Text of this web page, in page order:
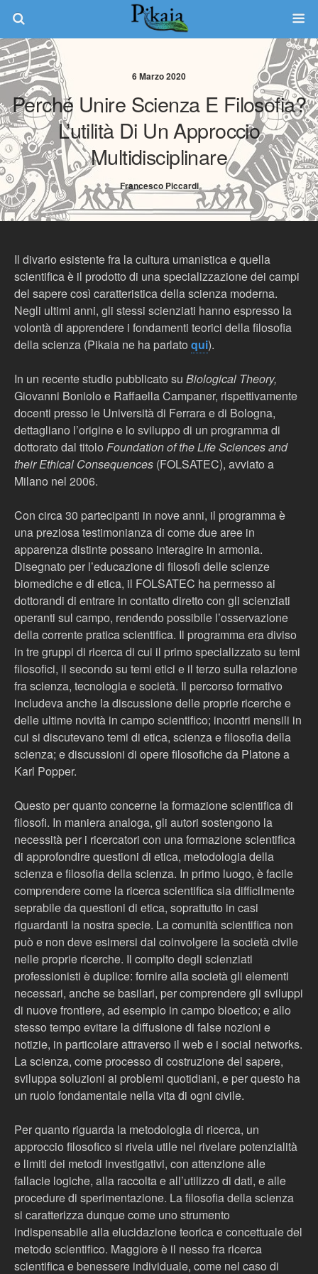
6 Marzo 2020
Perché Unire Scienza E Filosofia?
L’utilità Di Un Approccio
Multidisciplinare
Francesco Piccardi
Il divario esistente fra la cultura umanistica e quella
scientifica è il prodotto di una specializzazione dei campi
del sapere così caratteristica della scienza moderna.
Negli ultimi anni, gli stessi scienziati hanno espresso la
volontà di apprendere i fondamenti teorici della filosofia
della scienza (Pikaia ne ha parlato qui).
In un recente studio pubblicato su Biological Theory,
Giovanni Boniolo e Raffaella Campaner, rispettivamente
docenti presso le Università di Ferrara e di Bologna,
dettagliano l’origine e lo sviluppo di un programma di
dottorato dal titolo Foundation of the Life Sciences and
their Ethical Consequences (FOLSATEC), avviato a
Milano nel 2006.
Con circa 30 partecipanti in nove anni, il programma è
una preziosa testimonianza di come due aree in
apparenza distinte possano interagire in armonia.
Disegnato per l’educazione di filosofi delle scienze
biomediche e di etica, il FOLSATEC ha permesso ai
dottorandi di entrare in contatto diretto con gli scienziati
operanti sul campo, rendendo possibile l’osservazione
della corrente pratica scientifica. Il programma era diviso
in tre gruppi di ricerca di cui il primo specializzato su temi
filosofici, il secondo su temi etici e il terzo sulla relazione
fra scienza, tecnologia e società. Il percorso formativo
includeva anche la discussione delle proprie ricerche e
delle ultime novità in campo scientifico; incontri mensili in
cui si discutevano temi di etica, scienza e filosofia della
scienza; e discussioni di opere filosofiche da Platone a
Karl Popper.
Questo per quanto concerne la formazione scientifica di
filosofi. In maniera analoga, gli autori sostengono la
necessità per i ricercatori con una formazione scientifica
di approfondire questioni di etica, metodologia della
scienza e filosofia della scienza. In primo luogo, è facile
comprendere come la ricerca scientifica sia difficilmente
seprabile da questioni di etica, soprattutto in casi
riguardanti la nostra specie. La comunità scientifica non
può e non deve esimersi dal coinvolgere la società civile
nelle proprie ricerche. Il compito degli scienziati
professionisti è duplice: fornire alla società gli elementi
necessari, anche se basilari, per comprendere gli sviluppi
di nuove frontiere, ad esempio in campo bioetico; e allo
stesso tempo evitare la diffusione di false nozioni e
notizie, in particolare attraverso il web e i social networks.
La scienza, come processo di costruzione del sapere,
sviluppa soluzioni ai problemi quotidiani, e per questo ha
un ruolo fondamentale nella vita di ogni civile.
Per quanto riguarda la metodologia di ricerca, un
approccio filosofico si rivela utile nel rivelare potenzialità
e limiti dei metodi investigativi, con attenzione alle
fallacie logiche, alla raccolta e all’utilizzo di dati, e alle
procedure di sperimentazione. La filosofia della scienza
si caratterizza dunque come uno strumento
indispensabile alla elucidazione teorica e concettuale del
metodo scientifico. Maggiore è il nesso fra ricerca
scientifica e benessere individuale, come nel caso di